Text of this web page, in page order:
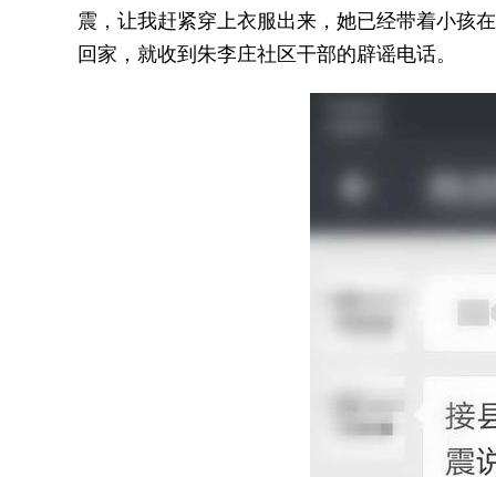
震，让我赶紧穿上衣服出来，她已经带着小孩
回家，就收到朱李庄社区干部的辟谣电话。